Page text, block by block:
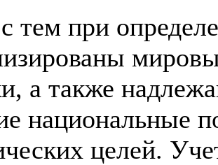
тем при
а также
национальные
целей.